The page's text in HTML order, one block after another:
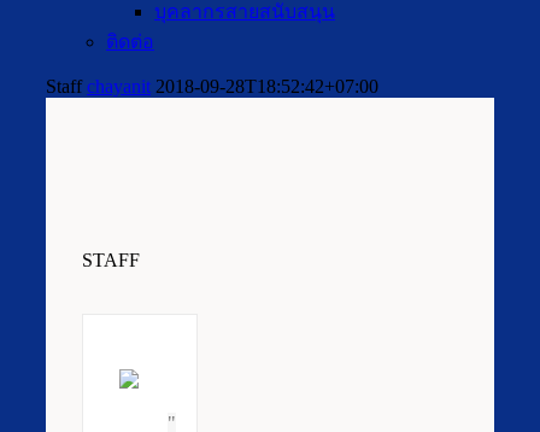
บุคลากรสายสนับสนุน
ติดต่อ
Staffchayanit 2018-09-28T18:52:42+07:00
STAFF